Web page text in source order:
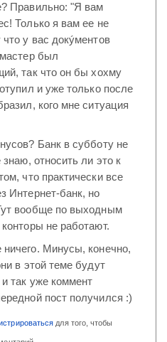
Правильно: "Я вам
Только я вам ее не
у вас докýментов
был
так что он бы хохму
и уже только после
кого мне ситуация
Банк в субботу не
относить ли это к
что практически все
Интернет-банк, но
вообще по выходным
конторы не работают.
Минусы, конечно,
в этой теме будут
так уже коммент
пост получился :)
для того, чтобы